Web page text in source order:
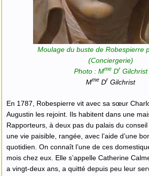
Moulage du buste de Robespierre
(Conciergerie)
Photo : MmeDr Gilchrist
Mme Dr Gilchrist
En 1787, Robespierre vit avec sa sœur
Augustin les rejoint. Ils habitent dans une
Rapporteurs, à deux pas du palais du conseil
une vie paisible, rangée, avec l’aide d’une
quotidien. On connaît l’une de ces
mois chez eux. Elle s’appelle Catherine
a vingt-deux ans, a quitté depuis peu leur